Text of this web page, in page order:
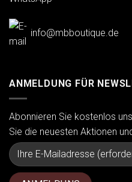
info@mbboutique.de
ANMELDUNG FÜR
Abonnieren Sie kostenlos
Sie die neuesten Aktionen